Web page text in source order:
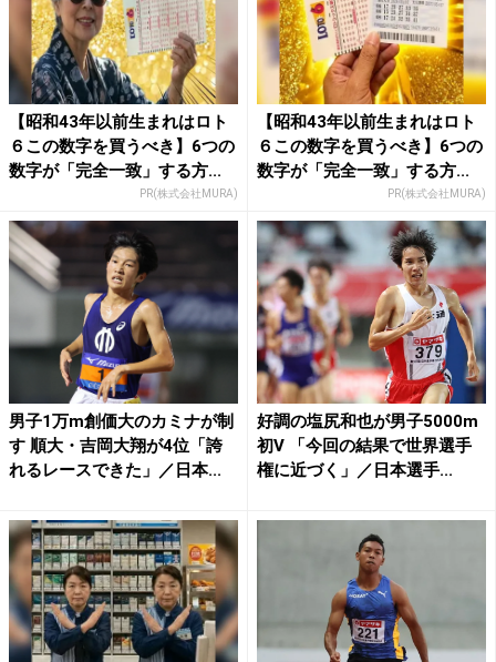
【昭和43年以前生まれはロト
６この数字を買うべき】6つの
数字が「完全一致」する方...
PR(株式会社MURA)
【昭和43年以前生まれはロト
６この数字を買うべき】6つの
数字が「完全一致」する方...
PR(株式会社MURA)
男子1万m創価大のカミナが制
す 順大・吉岡大翔が4位「誇
れるレースできた」／日本...
好調の塩尻和也が男子5000m
初V 「今回の結果で世界選手
権に近づく」／日本選手...